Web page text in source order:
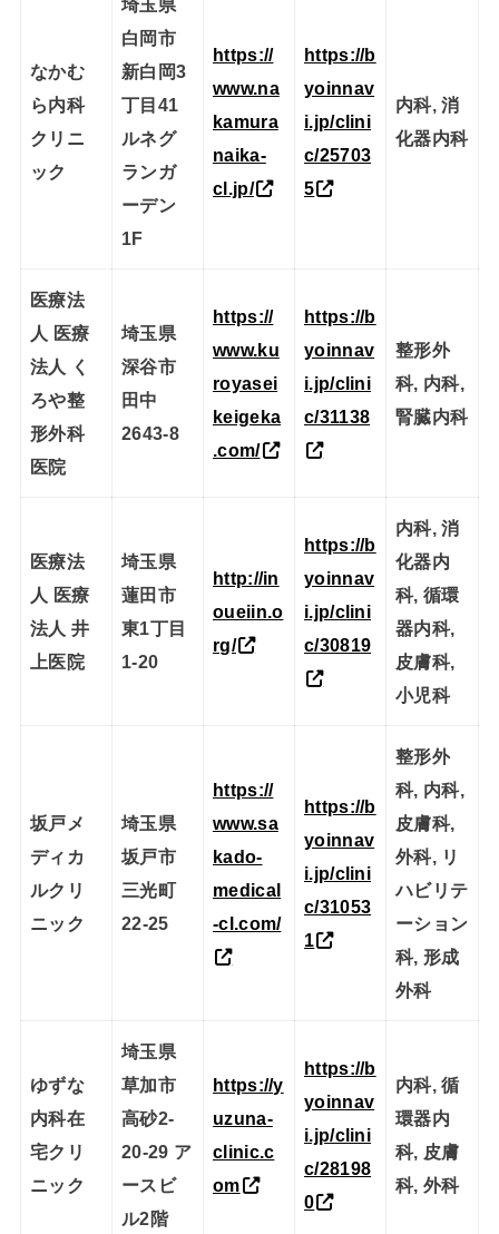
なかむ
ら内科
クリニ
ック
埼玉県
白岡市
新白岡3
丁目41
ルネグ
ランガ
ーデン
1F
https://
www.na
kamura
naika-
cl.jp/
https://b
yoinnav
i.jp/clini
c/25703
5
内科, 消
化器内科
医療法
人 医療
法人 く
ろや整
形外科
医院
埼玉県
深谷市
田中
2643-8
https://
www.ku
royasei
keigeka
.com/
https://b
yoinnav
i.jp/clini
c/31138
整形外
科, 内科,
腎臓内科
医療法
人 医療
法人 井
上医院
埼玉県
蓮田市
東1丁目
1-20
http://in
oueiin.o
rg/
https://b
yoinnav
i.jp/clini
c/30819
内科, 消
化器内
科, 循環
器内科,
皮膚科,
小児科
坂戸メ
ディカ
ルクリ
ニック
埼玉県
坂戸市
三光町
22-25
https://
www.sa
kado-
medical
-cl.com/
https://b
yoinnav
i.jp/clini
c/31053
1
整形外
科, 内科,
皮膚科,
外科, リ
ハビリテ
ーション
科, 形成
外科
ゆずな
内科在
宅クリ
ニック
埼玉県
草加市
高砂2-
20-29 ア
ースビ
ル2階
https://y
uzuna-
clinic.c
om
https://b
yoinnav
i.jp/clini
c/28198
0
内科, 循
環器内
科, 皮膚
科, 外科